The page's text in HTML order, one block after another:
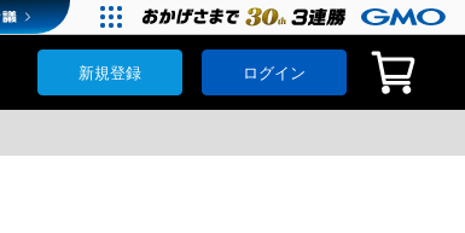
新規登録 ログイン